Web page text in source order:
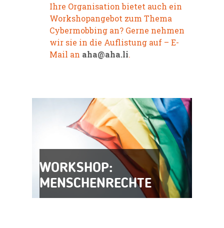
Ihre Organisation bietet auch ein
Workshopangebot zum Thema
Cybermobbing an? Gerne nehmen
wir sie in die Auflistung auf – E-
Mail an aha@aha.li.
WORKSHOP:
MENSCHENRECHTE